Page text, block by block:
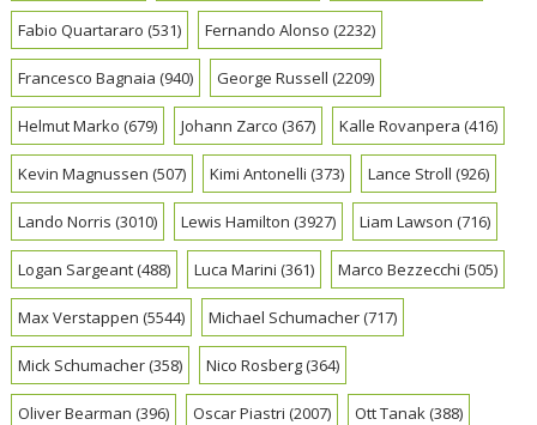
Fabio Quartararo (531) Fernando Alonso (2232)
Francesco Bagnaia (940) George Russell (2209)
Helmut Marko (679) Johann Zarco (367) Kalle Rovanpera (416)
Kevin Magnussen (507) Kimi Antonelli (373) Lance Stroll (926)
Lando Norris (3010) Lewis Hamilton (3927) Liam Lawson (716)
Logan Sargeant(488) Luca Marini (361) Marco Bezzecchi (505)
Max Verstappen (5544) Michael Schumacher(717)
Mick Schumacher(358) Nico Rosberg(364)
Oliver Bearman (396) Oscar Piastri (2007) Ott Tanak (388)